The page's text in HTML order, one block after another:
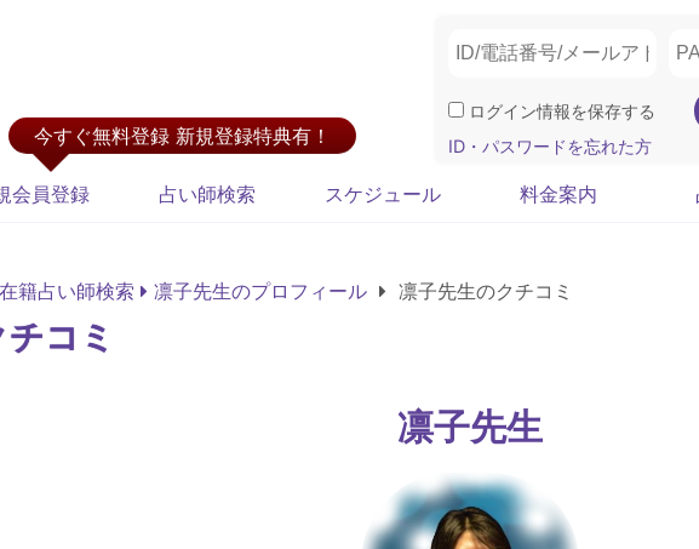
今すぐ無料登録 新規登録特典有！
ログイン情報を保存する
ID・パスワードを忘れた方
会員登録 占い師検索 スケジュール 料金案内
在籍占い師検索 凛子先生のプロフィール 凛子先生のクチコミ
コミ
凛子先生